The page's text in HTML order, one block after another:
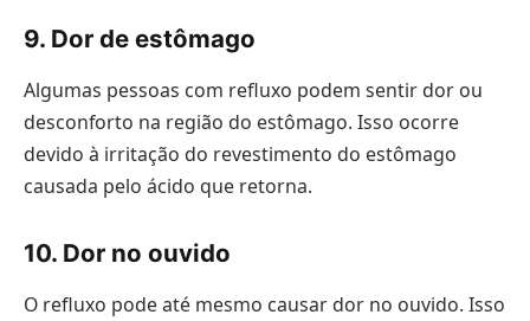
9. Dor de estômago
Algumas pessoas com refluxo podem sentir dor ou
desconforto na região do estômago. Isso ocorre
devido à irritação do revestimento do estômago
causada pelo ácido que retorna.
10. Dor no ouvido
O refluxo pode até mesmo causar dor no ouvido. Isso